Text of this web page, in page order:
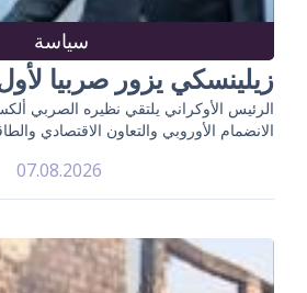
سياسة
زيلينسكي يزور صربيا
الرئيس الأوكراني يلتقي نظيره الصربي
الانضمام الأوروبي والتعاون الاقتصادي
07.08.2026